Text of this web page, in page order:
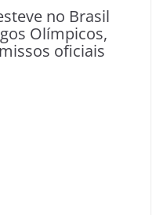
no Brasil
Olímpicos,
oficiais